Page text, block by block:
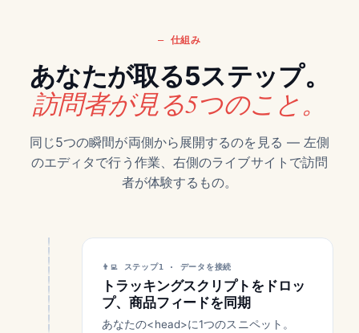
仕組み
あなたが取る5ステップ。
訪問者が見る5つのこと。
同じ5つの瞬間が両側から展開するのを見る — 左側
のエディタで行う作業、右側のライブサイトで訪問
者が体験するもの。
ステップ1 · データを接続
トラッキングスクリプトをドロッ
プ、商品フィードを同期
あなたの<head>に1つのスニペット。